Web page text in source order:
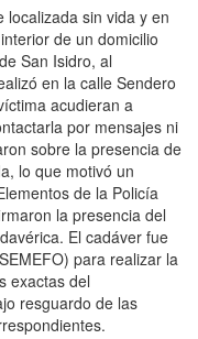
localizada sin vida y en
de un domicilio
San Isidro, al
en la calle Sendero
acudieran a
por mensajes ni
sobre la presencia de
lo que motivó un
de la Policía
la presencia del
El cadáver fue
para realizar la
exactas del
resguardo de las